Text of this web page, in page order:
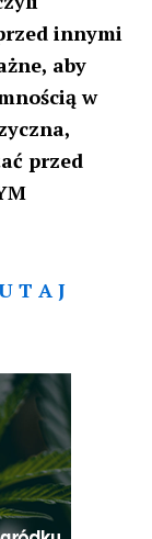
konopi
się nie
użyć
z